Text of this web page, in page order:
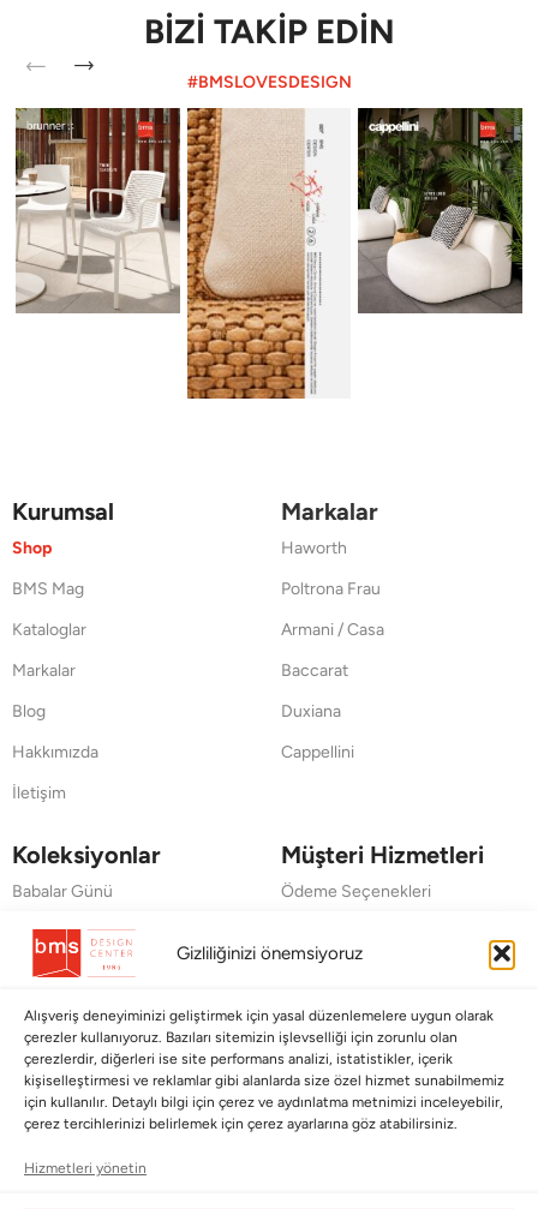
Gizliliğinizi önemsiyoruz
Alışveriş deneyiminizi geliştirmek için yasal düzenlemelere uygun olarak
çerezler kullanıyoruz. Bazıları sitemizin işlevselliği için zorunlu olan
çerezlerdir, diğerleri ise site performans analizi, istatistikler, içerik
kişiselleştirmesi ve reklamlar gibi alanlarda size özel hizmet sunabilmemiz
için kullanılır. Detaylı bilgi için çerez ve aydınlatma metnimizi inceleyebilir,
çerez tercihlerinizi belirlemek için çerez ayarlarına göz atabilirsiniz.
Hizmetleri yönetin
BİZİ TAKİP EDİN
#BMSLOVESDESIGN
Kurumsal
Shop
BMS Mag
Kataloglar
Markalar
Blog
Hakkımızda
İletişim
Markalar
Haworth
Poltrona Frau
Armani / Casa
Baccarat
Duxiana
Cappellini
Koleksiyonlar
Babalar Günü
Anneler Günü
Sevgililer Günü
Saraylardan Evinize
Wedding
Pet Collection
Yılbaşı
Yat
Müşteri Hizmetleri
Ödeme Seçenekleri
İade Politikası
Kullanım Koşulları
KVKK
Mesafeli Satış Sözleşmesi